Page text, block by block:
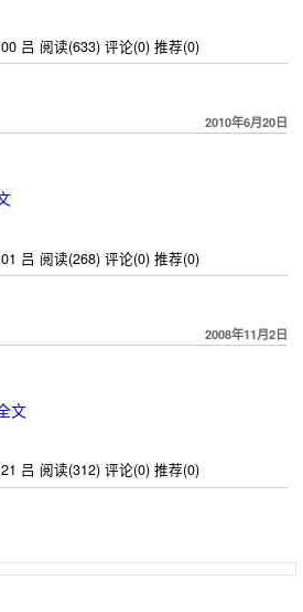
吕 阅读(633) 评论(0) 推荐(0)
2010年6月20日
吕 阅读(268) 评论(0) 推荐(0)
2008年11月2日
文
吕 阅读(312) 评论(0) 推荐(0)